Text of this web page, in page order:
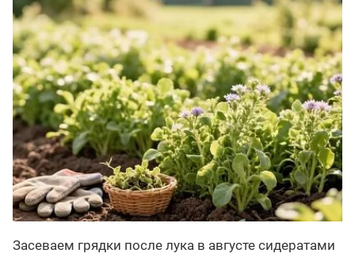
Засеваем грядки после лука в августе сидератами